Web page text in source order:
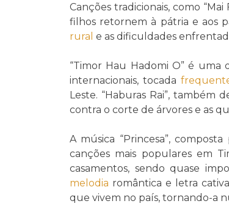
Canções tradicionais, como
filhos retornem à pátria e aos
rural e as dificuldades
“Timor Hau Hadomi O” é uma
internacionais, tocada
Leste. “Haburas Rai”, também
contra o corte de árvores e as
A música “Princesa”,
canções mais populares em
casamentos, sendo quase
melodia romântica e letra
que vivem no país, tornando-a